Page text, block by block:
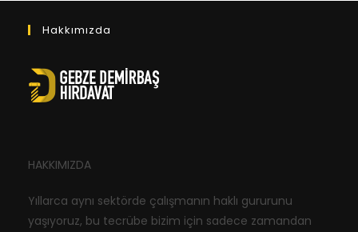
Hakkımızda
HAKKIMIZDA
Yıllarca aynı sektörde çalışmanın haklı gururunu
yaşıyoruz, bu tecrübe bizim için sadece zamandan